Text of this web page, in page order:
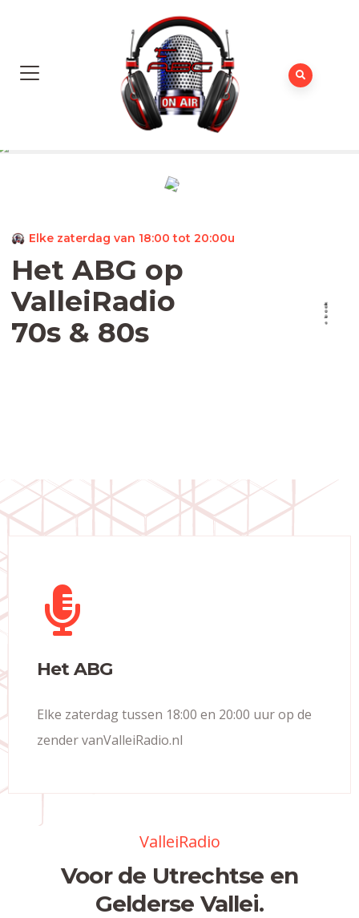
Elke zaterdag van 18:00 tot 20:00u
a
e
b
o
o
k
Het ABG op
ValleiRadio
70s & 80s
Het ABG
Elke zaterdag tussen 18:00 en 20:00 uur op de
zender vanValleiRadio.nl
ValleiRadio
Voor de Utrechtse en
Gelderse Vallei.